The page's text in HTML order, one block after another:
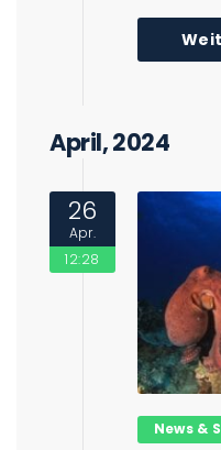
April, 2024
26
Apr.
12:28
News &